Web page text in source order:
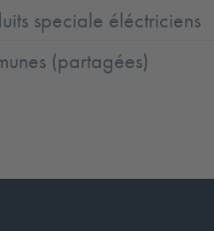
speciale éléctriciens
(partagées)